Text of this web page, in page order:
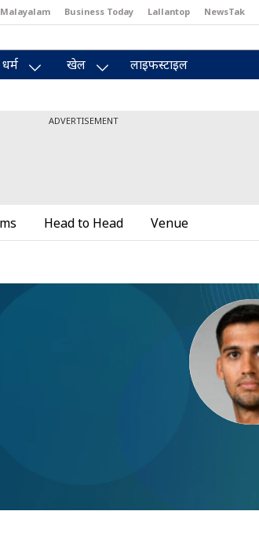
Malayalam Business Today Lallantop NewsTak
धर्म खेल लाइफस्टाइल
ADVERTISEMENT
Head to Head Venue